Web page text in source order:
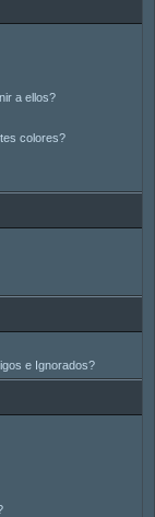
a ellos?
colores?
e Ignorados?